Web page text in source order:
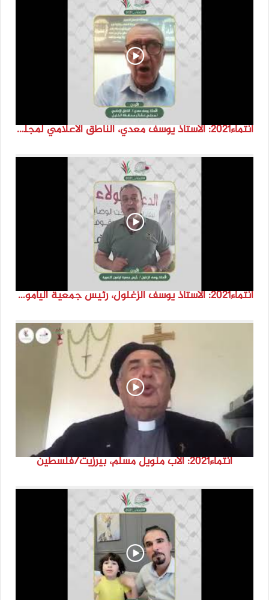
انتماء2021: الاستاذ يوسف معدي، الناطق الاعلامي لمجلس عشائر محافظة الخليل، الاردن
انتماء2021: الاستاذ يوسف الزغلول، رئيس جمعية اليامون التنموية، الاردن
انتماء2021: الاب منويل مسلم، بيرزيت/فلسطين